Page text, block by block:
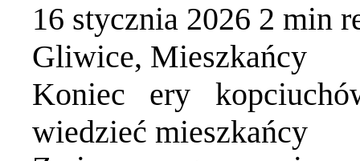
16 stycznia 2026 2 min
Gliwice, Mieszkańcy
Koniec ery
wiedzieć mieszkańcy